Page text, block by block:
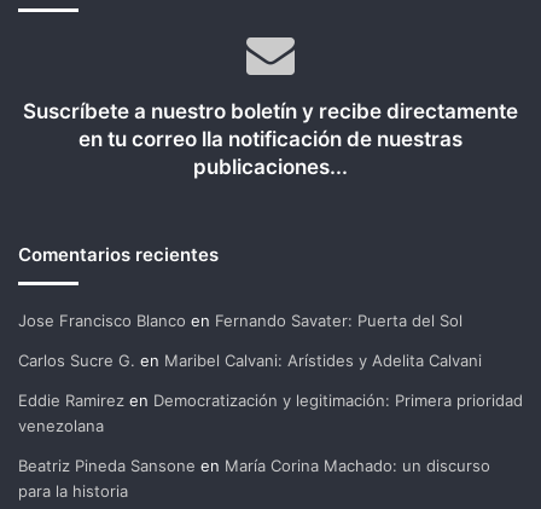
Suscríbete a nuestro boletín y recibe directamente
en tu correo lla notificación de nuestras
publicaciones...
Comentarios recientes
Jose Francisco Blanco en Fernando Savater: Puerta del Sol
Carlos Sucre G. en Maribel Calvani: Arístides y Adelita Calvani
Eddie Ramirez en Democratización y legitimación: Primera prioridad
venezolana
Beatriz Pineda Sansone en María Corina Machado: un discurso
para la historia